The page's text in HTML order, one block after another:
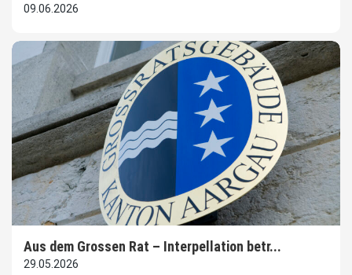
09.06.2026
Aus dem Grossen Rat – Interpellation betr...
29.05.2026